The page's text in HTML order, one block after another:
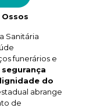
Sanitária
funerários e
segurança
do
abrange
de